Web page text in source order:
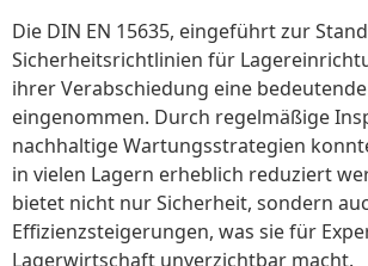
Die DIN EN 15635, eingeführt zur
Sicherheitsrichtlinien für
ihrer Verabschiedung eine
eingenommen. Durch regelmäßige
nachhaltige Wartungsstrategien
in vielen Lagern erheblich reduziert
bietet nicht nur Sicherheit, sondern
Effizienzsteigerungen, was sie für
Lagerwirtschaft unverzichtbar macht.